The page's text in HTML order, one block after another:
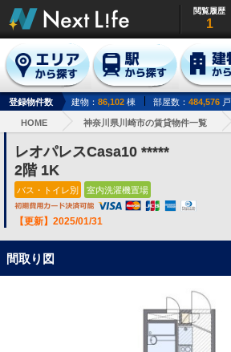
閲覧履歴
1
登録物件数 建物： 86,102 棟 部屋数： 484,576 戸
HOME 神奈川県川崎市の賃貸物件一覧
レオパレスCasa10 *****
2階 1K
バス・トイレ別 室内洗濯機置場
【更新】2025/01/31
間取り図